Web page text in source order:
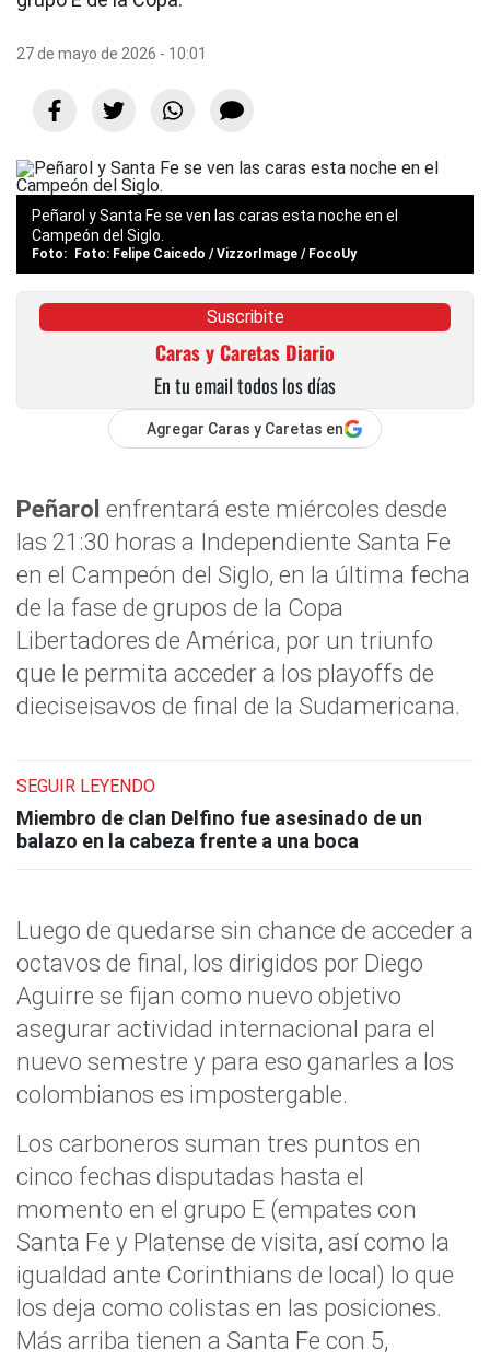
27 de mayo de 2026 - 10:01
Peñarol y Santa Fe se ven las caras esta noche en el
Campeón del Siglo.
Foto: Felipe Caicedo / VizzorImage / FocoUy
Suscribite
Caras y Caretas Diario
En tu email todos los días
Agregar Caras y Caretas en
Peñarol enfrentará este miércoles desde
las 21:30 horas a Independiente Santa Fe
en el Campeón del Siglo, en la última fecha
de la fase de grupos de la Copa
Libertadores de América, por un triunfo
que le permita acceder a los playoffs de
dieciseisavos de final de la Sudamericana.
SEGUIR LEYENDO
Miembro de clan Delfino fue asesinado de un
balazo en la cabeza frente a una boca
Luego de quedarse sin chance de acceder a
octavos de final, los dirigidos por Diego
Aguirre se fijan como nuevo objetivo
asegurar actividad internacional para el
nuevo semestre y para eso ganarles a los
colombianos es impostergable.
Los carboneros suman tres puntos en
cinco fechas disputadas hasta el
momento en el grupo E (empates con
Santa Fe y Platense de visita, así como la
igualdad ante Corinthians de local) lo que
los deja como colistas en las posiciones.
Más arriba tienen a Santa Fe con 5,